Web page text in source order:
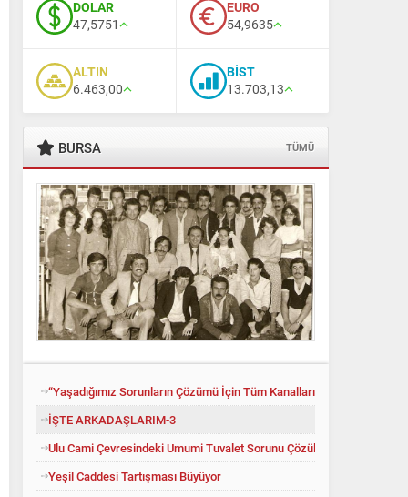
DOLAR
47,5751
EURO
54,9635
ALTIN
6.463,00
BİST
13.703,13
BURSA TÜMÜ
“Yaşadığımız Sorunların Çözümü İçin Tüm Kanalları Denedik”
İŞTE ARKADAŞLARIM-3
Ulu Cami Çevresindeki Umumi Tuvalet Sorunu Çözüldü
Yeşil Caddesi Tartışması Büyüyor